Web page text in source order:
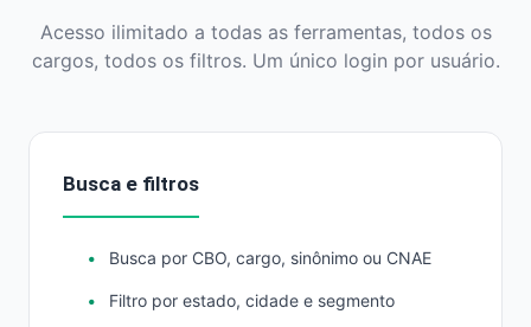
Acesso ilimitado a todas as ferramentas, todos os
cargos, todos os filtros. Um único login por usuário.
Busca e filtros
Busca por CBO, cargo, sinônimo ou CNAE
Filtro por estado, cidade e segmento